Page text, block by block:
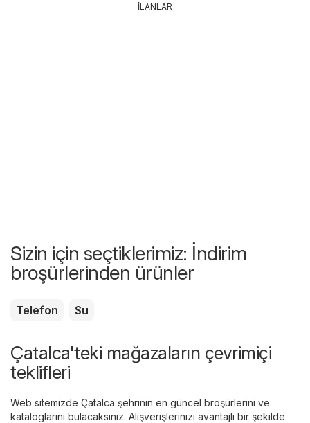
İLANLAR
Sizin için seçtiklerimiz: İndirim
broşürlerinden ürünler
Telefon Su
Çatalca'teki mağazaların çevrimiçi
teklifleri
Web sitemizde Çatalca şehrinin en güncel broşürlerini ve
kataloglarını bulacaksınız. Alışverişlerinizi avantajlı bir şekilde